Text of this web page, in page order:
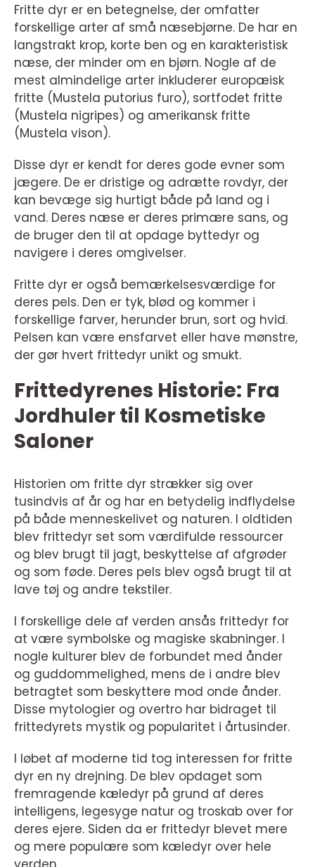
Fritte dyr er en betegnelse, der omfatter
forskellige arter af små næsebjørne. De har en
langstrakt krop, korte ben og en karakteristisk
næse, der minder om en bjørn. Nogle af de
mest almindelige arter inkluderer europæisk
fritte (Mustela putorius furo), sortfodet fritte
(Mustela nigripes) og amerikansk fritte
(Mustela vison).
Disse dyr er kendt for deres gode evner som
jægere. De er dristige og adrætte rovdyr, der
kan bevæge sig hurtigt både på land og i
vand. Deres næse er deres primære sans, og
de bruger den til at opdage byttedyr og
navigere i deres omgivelser.
Fritte dyr er også bemærkelsesværdige for
deres pels. Den er tyk, blød og kommer i
forskellige farver, herunder brun, sort og hvid.
Pelsen kan være ensfarvet eller have mønstre,
der gør hvert frittedyr unikt og smukt.
Frittedyrenes Historie: Fra
Jordhuler til Kosmetiske
Saloner
Historien om fritte dyr strækker sig over
tusindvis af år og har en betydelig indflydelse
på både menneskelivet og naturen. I oldtiden
blev frittedyr set som værdifulde ressourcer
og blev brugt til jagt, beskyttelse af afgrøder
og som føde. Deres pels blev også brugt til at
lave tøj og andre tekstiler.
I forskellige dele af verden ansås frittedyr for
at være symbolske og magiske skabninger. I
nogle kulturer blev de forbundet med ånder
og guddommelighed, mens de i andre blev
betragtet som beskyttere mod onde ånder.
Disse mytologier og overtro har bidraget til
frittedyrets mystik og popularitet i årtusinder.
I løbet af moderne tid tog interessen for fritte
dyr en ny drejning. De blev opdaget som
fremragende kæledyr på grund af deres
intelligens, legesyge natur og troskab over for
deres ejere. Siden da er frittedyr blevet mere
og mere populære som kæledyr over hele